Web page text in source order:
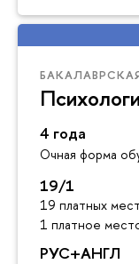
4 года
Очная форма
19/1
19 платных мест
1 платное
РУС+АНГЛ